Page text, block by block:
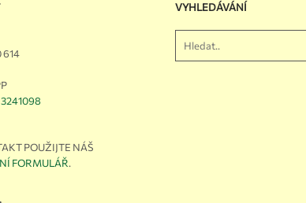
614
POUŽIJTE NÁŠ
FORMULÁŘ.
VYHLEDÁVÁNÍ